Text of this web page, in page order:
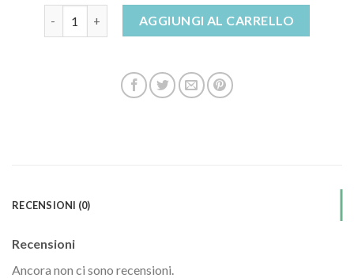
stivaletti alti donna quantitàAGGIUNGI AL CARRELLO
RECENSIONI (0)
Recensioni
Ancora non ci sono recensioni.